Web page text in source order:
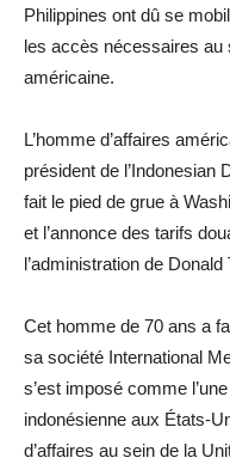
Philippines ont dû se
les accès nécessaires au
américaine.
L’homme d’affaires
président de
fait le pied de grue à
et l’annonce des tarifs
l’administration de Donald
Cet homme de 70 ans a
sa société International
s’est imposé comme
indonésienne aux États-
d’affaires au sein de la